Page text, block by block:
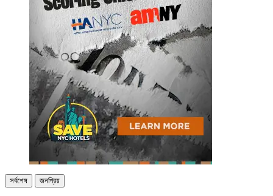
সর্বশেষ জনপ্রিয়